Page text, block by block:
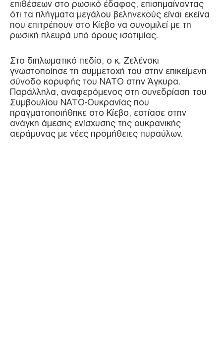
επιθέσεων στο ρωσικό έδαφος, επισημαίνοντας
ότι τα πλήγματα μεγάλου βεληνεκούς είναι εκείνα
που επιτρέπουν στο Κίεβο να συνομιλεί με τη
ρωσική πλευρά υπό όρους ισοτιμίας.
Στο διπλωματικό πεδίο, ο κ. Ζελένσκι
γνωστοποίησε τη συμμετοχή του στην επικείμενη
σύνοδο κορυφής του ΝΑΤΟ στην Άγκυρα.
Παράλληλα, αναφερόμενος στη συνεδρίαση του
Συμβουλίου ΝΑΤΟ-Ουκρανίας που
πραγματοποιήθηκε στο Κίεβο, εστίασε στην
ανάγκη άμεσης ενίσχυσης της ουκρανικής
αεράμυνας με νέες προμήθειες πυραύλων.